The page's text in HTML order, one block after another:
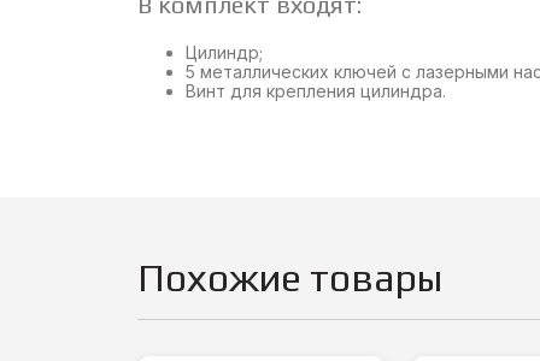
Цилиндр;
5 металлических ключей с лазерными
Винт для крепления цилиндра.
Похожие товары